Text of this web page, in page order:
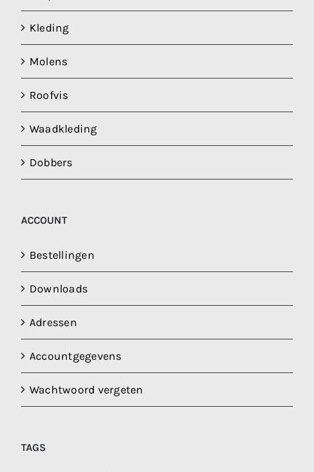
Kleding
Molens
Roofvis
Waadkleding
Dobbers
ACCOUNT
Bestellingen
Downloads
Adressen
Accountgegevens
Wachtwoord vergeten
TAGS